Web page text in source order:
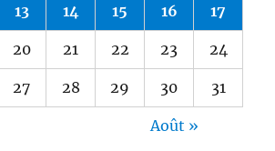
13 14 15 16 17
20 21 22 23 24
27 28 29 30 31
Août »